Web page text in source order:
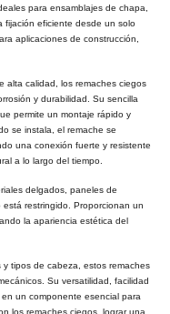
para ensamblajes de chapa,
fijación eficiente desde un solo
aplicaciones de construcción,
alta calidad, los remaches ciegos
y durabilidad. Su sencilla
permite un montaje rápido y
se instala, el remache se
una conexión fuerte y resistente
a lo largo del tiempo.
delgados, paneles de
restringido. Proporcionan un
la apariencia estética del
tipos de cabeza, estos remaches
Su versatilidad, facilidad
un componente esencial para
los remaches ciegos, lograr una